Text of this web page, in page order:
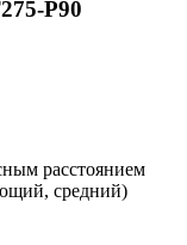
P90
расстоянием
средний)